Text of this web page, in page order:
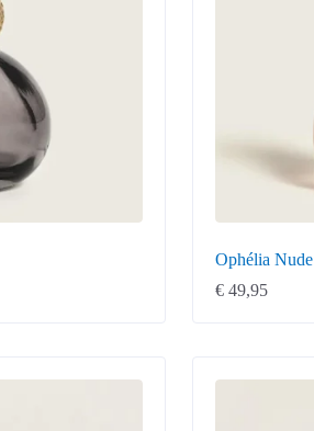
Ophélia Nude
€ 49,95